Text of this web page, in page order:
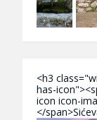
<h3
has-
icon icon-
</